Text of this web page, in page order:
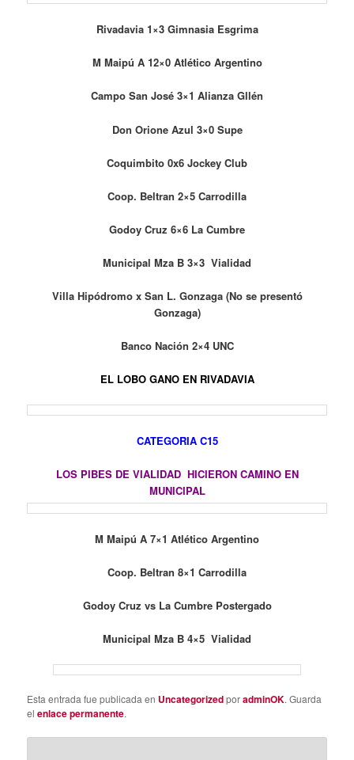
Rivadavia 1×3 Gimnasia Esgrima
M Maipú A 12×0 Atlético Argentino
Campo San José 3×1 Alianza Gllén
Don Orione Azul 3×0 Supe
Coquimbito 0x6 Jockey Club
Coop. Beltran 2×5 Carrodilla
Godoy Cruz 6×6 La Cumbre
Municipal Mza B 3×3 Vialidad
Villa Hipódromo x San L. Gonzaga (No se presentó
Gonzaga)
Banco Nación 2×4 UNC
EL LOBO GANO EN RIVADAVIA
CATEGORIA C15
LOS PIBES DE VIALIDAD HICIERON CAMINO EN
MUNICIPAL
M Maipú A 7×1 Atlético Argentino
Coop. Beltran 8×1 Carrodilla
Godoy Cruz vs La Cumbre Postergado
Municipal Mza B 4×5 Vialidad
Esta entrada fue publicada en UncategorizedporadminOK. Guarda
elenlace permanente.